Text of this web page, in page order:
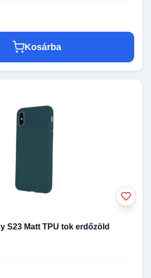
Kosárba
S23 Matt TPU tok erdőzöld